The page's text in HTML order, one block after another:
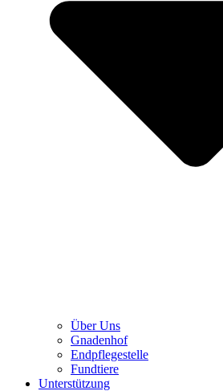
Über Uns
Gnadenhof
Endpflegestelle
Fundtiere
Unterstützung